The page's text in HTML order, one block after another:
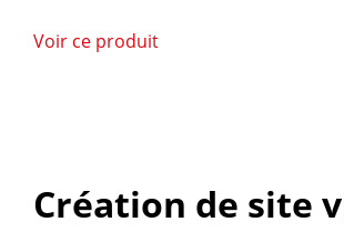
Voir ce produit
Création de site